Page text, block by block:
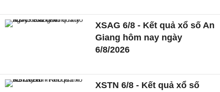
XSAG 6/8 - Kết quả xổ số An
Giang hôm nay ngày
6/8/2026
XSTN 6/8 - Kết quả xổ số